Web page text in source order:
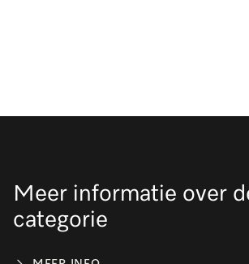
Meer informatie over
categorie